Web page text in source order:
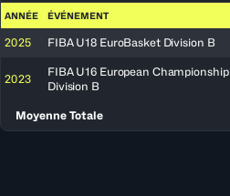
ANNÉE ÉVÉNEMENT
2025 FIBA U18 EuroBasket Division B
2023
FIBA U16 European Championship
Division B
Moyenne Totale